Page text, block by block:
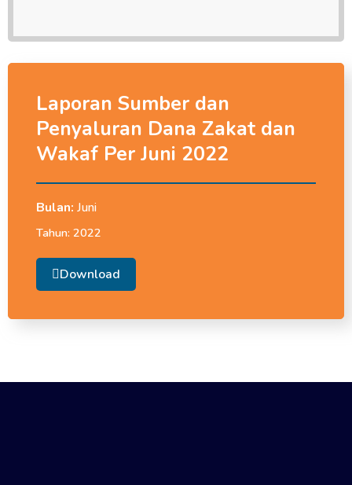
Laporan Sumber dan
Penyaluran Dana Zakat dan
Wakaf Per Juni 2022
Bulan: Juni
Tahun: 2022
Download